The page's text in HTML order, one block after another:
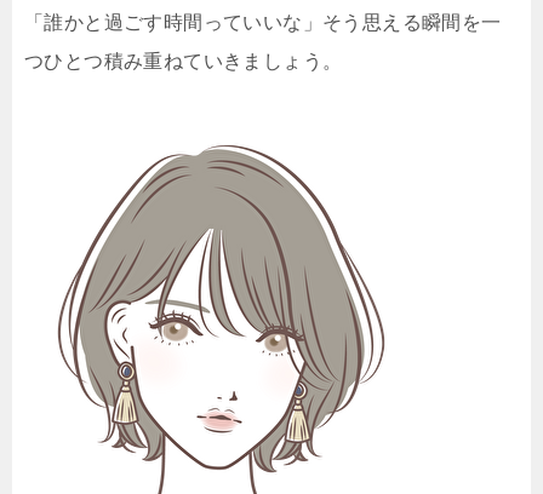
「誰かと過ごす時間っていいな」そう思える瞬間を一
つひとつ積み重ねていきましょう。